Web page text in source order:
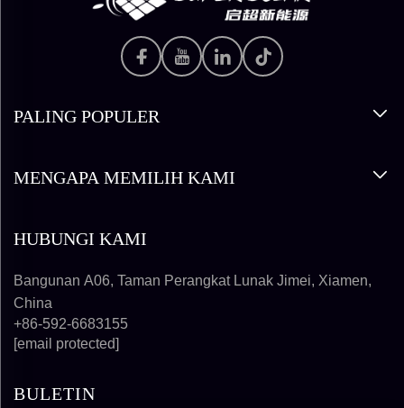
PALING POPULER
MENGAPA MEMILIH KAMI
HUBUNGI KAMI
Bangunan A06, Taman Perangkat Lunak Jimei, Xiamen,
China
+86-592-6683155
[email protected]
BULETIN